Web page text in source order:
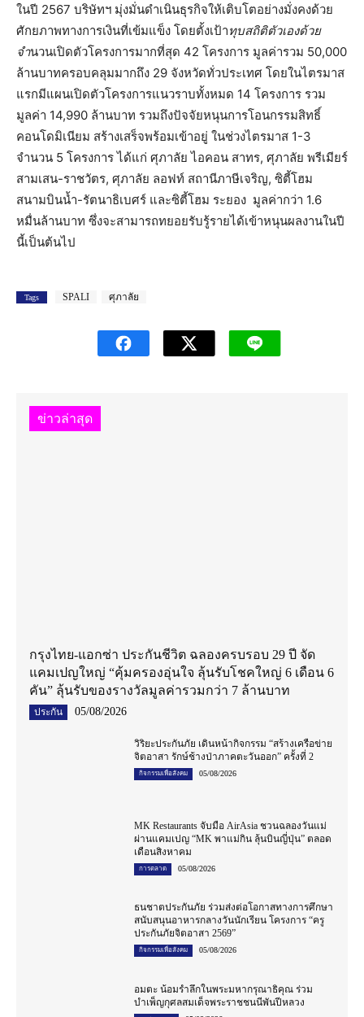
ในปี 2567 บริษัทฯ มุ่งมั่นดำเนินธุรกิจให้เติบโตอย่างมั่งคงด้วย
ศักยภาพทางการเงินที่เข้มแข็ง โดยตั้งเป้าทุบสถิติตัวเองด้วย
จำนวนเปิดตัวโครงการมากที่สุด 42 โครงการ มูลค่ารวม 50,000
ล้านบาทครอบคลุมมากถึง 29 จังหวัดทั่วประเทศ โดยในไตรมาส
แรกมีแผนเปิดตัวโครงการแนวราบทั้งหมด 14 โครงการ รวม
มูลค่า 14,990 ล้านบาท รวมถึงปัจจัยหนุนการโอนกรรมสิทธิ์
คอนโดมิเนียม สร้างเสร็จพร้อมเข้าอยู่ ในช่วงไตรมาส 1-3
จำนวน 5 โครงการ ได้แก่ ศุภาลัย ไอคอน สาทร, ศุภาลัย พรีเมียร์
สามเสน-ราชวัตร, ศุภาลัย ลอฟท์ สถานีภาษีเจริญ, ซิตี้โฮม
สนามบินน้ำ-รัตนาธิเบศร์ และซิตี้โฮม ระยอง มูลค่ากว่า 1.6
หมื่นล้านบาท ซึ่งจะสามารถทยอยรับรู้รายได้เข้าหนุนผลงานในปี
นี้เป็นต้นไป
Tags SPALI ศุภาลัย
ข่าวล่าสุด
กรุงไทย-แอกซ่า ประกันชีวิต ฉลองครบรอบ 29 ปี จัด
แคมเปญใหญ่ “คุ้มครองอุ่นใจ ลุ้นรับโชคใหญ่ 6 เดือน 6
คัน” ลุ้นรับของรางวัลมูลค่ารวมกว่า 7 ล้านบาท
ประกัน 05/08/2026
วิริยะประกันภัย เดินหน้ากิจกรรม “สร้างเครือข่าย
จิตอาสา รักษ์ช้างป่าภาคตะวันออก” ครั้งที่ 2
กิจกรรมเพื่อสังคม 05/08/2026
MK Restaurants จับมือ AirAsia ชวนฉลองวันแม่
ผ่านแคมเปญ “MK พาแม่กิน ลุ้นบินญี่ปุ่น” ตลอด
เดือนสิงหาคม
การตลาด 05/08/2026
ธนชาตประกันภัย ร่วมส่งต่อโอกาสทางการศึกษา
สนับสนุนอาหารกลางวันนักเรียน โครงการ “ครู
ประกันภัยจิตอาสา 2569”
กิจกรรมเพื่อสังคม 05/08/2026
อมตะ น้อมรำลึกในพระมหากรุณาธิคุณ ร่วม
บำเพ็ญกุศลสมเด็จพระราชชนนีพันปีหลวง